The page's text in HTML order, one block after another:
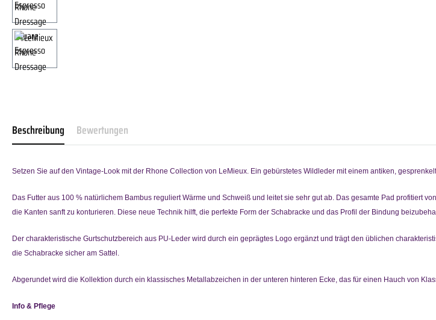
Beschreibung Bewertungen
Setzen Sie auf den Vintage-Look mit der Rhone Collection von LeMieux. Ein gebürstetes Wildleder mit einem antiken,
Das Futter aus 100 % natürlichem Bambus reguliert Wärme und Schweiß und leitet sie sehr gut ab. Das gesamte Pad profitiert
die Kanten sanft zu konturieren. Diese neue Technik hilft, die perfekte Form der Schabracke und das Profil der Bindung
Der charakteristische Gurtschutzbereich aus PU-Leder wird durch ein geprägtes Logo ergänzt und trägt den üblichen
die Schabracke sicher am Sattel.
Abgerundet wird die Kollektion durch ein klassisches Metallabzeichen in der unteren hinteren Ecke, das für einen Hauch von
Info & Pflege